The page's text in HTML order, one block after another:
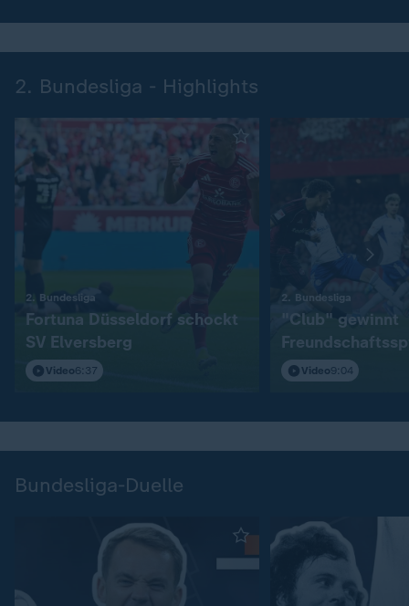
2. Bundesliga - Highlights
2. Bundesliga
Fortuna Düsseldorf schockt
SV Elversberg
Video6:37
2. Bundesliga
"Club" gewinnt
S04Video9:04
Bundesliga-Duelle